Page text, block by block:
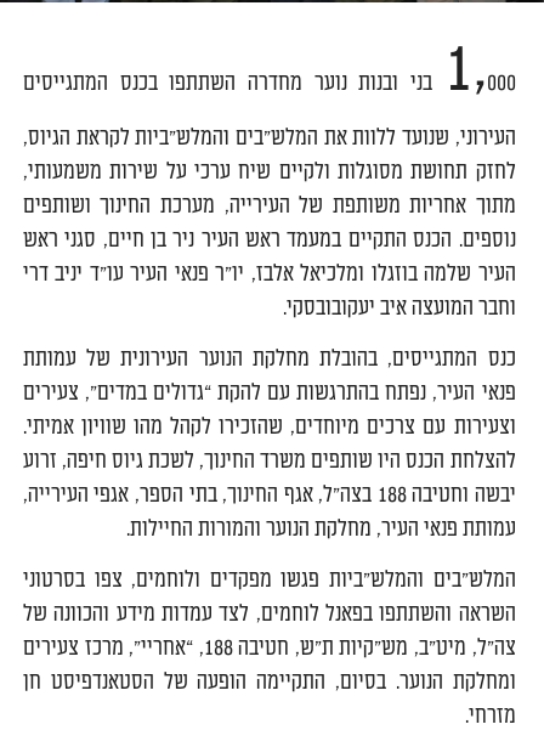
1, 000 בני ובנות נוער מחדרה השתתפו בכנס המתגייסים
העירוני, שנועד ללוות את המלש״בים והמלש״ביות לקראת הגיוס,
לחזק תחושת מסוגלות ולקיים שיח ערכי על שירות משמעותי,
מתוך אחריות משותפת של העירייה, מערכת החינוך ושותפים
נוספים. הכנס התקיים במעמד ראש העיר ניר בן חיים, סגני ראש
העיר שלמה בוזגלו ומלכיאל אלבז, יו״ר פנאי העיר עו״ד יניב דרי
וחבר המועצה איב יעקובובסקי.
כנס המתגייסים, בהובלת מחלקת הנוער העירונית של עמותת
פנאי העיר, נפתח בהתרגשות עם להקת “גדולים במדים”, צעירים
וצעירות עם צרכים מיוחדים, שהזכירו לקהל מהו שוויון אמיתי.
להצלחת הכנס היו שותפים משרד החינוך, לשכת גיוס חיפה, זרוע
יבשה וחטיבה 188 בצה״ל, אגף החינוך, בתי הספר, אגפי העירייה,
עמותת פנאי העיר, מחלקת הנוער והמורות החיילות.
המלש״בים והמלש״ביות פגשו מפקדים ולוחמים, צפו בסרטוני
השראה והשתתפו בפאנל לוחמים, לצד עמדות מידע והכוונה של
צה״ל, מיט״ב, מש״קיות ת״ש, חטיבה 188, “אחריי”, מרכז צעירים
ומחלקת הנוער. בסיום, התקיימה הופעה של הסטאנדפיסט חן
מזרחי.